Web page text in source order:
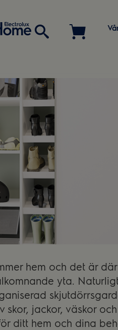
hem och det är
yta.
jackor, väskor
ditt hem och dina